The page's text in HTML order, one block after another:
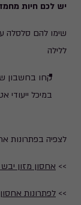
יש לכם חיות
שימו להם סלסלה
ללילה
קחו בחשבון
במיכל ייעודי
לצפיה בפתרונות
>> אחסון מזון
>> לפתרונות